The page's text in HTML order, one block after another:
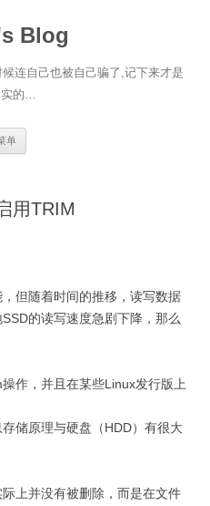
Blog
连自己也被自己骗了,记下来才是
实的…
单
用TRIM
但随着时间的推移，读写数据
的读写速度急剧下降，那么
作，并且在某些Linux发行版上
储原理与硬盘（HDD）有很大
上并没有被删除，而是在文件